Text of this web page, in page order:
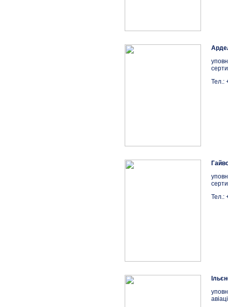
Тел.:
Тел.: